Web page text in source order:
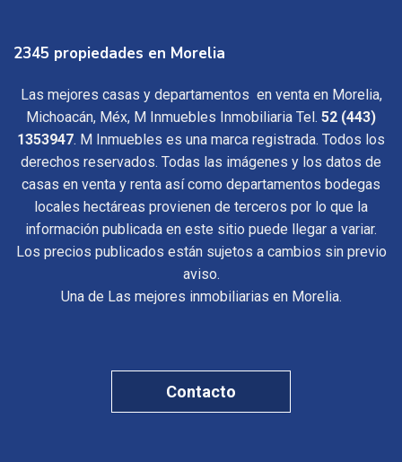
2345 propiedades en Morelia
Las mejores casas y departamentos en venta en Morelia,
Michoacán, Méx, M Inmuebles Inmobiliaria Tel. 52 (443)
1353947. M Inmuebles es una marca registrada. Todos los
derechos reservados. Todas las imágenes y los datos de
casas en venta y renta así como departamentos bodegas
locales hectáreas provienen de terceros por lo que la
información publicada en este sitio puede llegar a variar.
Los precios publicados están sujetos a cambios sin previo
aviso.
Una de Las mejores inmobiliarias en Morelia.